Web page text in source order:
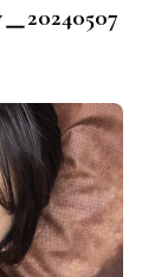
20240507